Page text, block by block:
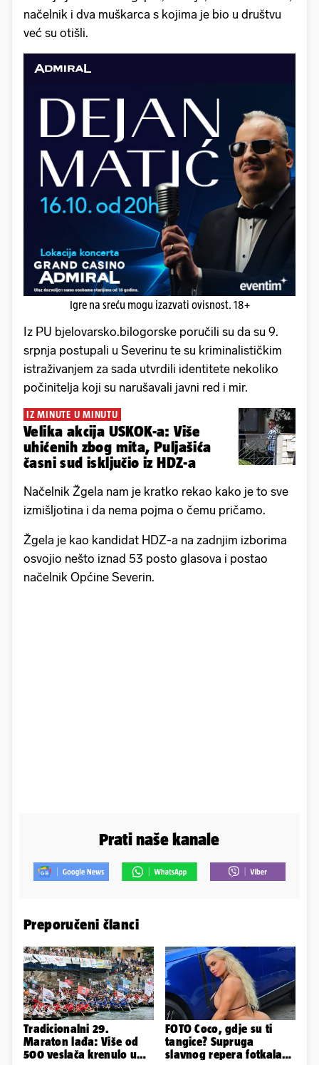
načelnik i dva muškarca s kojima je bio u društvu
već su otišli.
Igre na sreću mogu izazvati ovisnost. 18+
Iz PU bjelovarsko.bilogorske poručili su da su 9.
srpnja postupali u Severinu te su kriminalističkim
istraživanjem za sada utvrdili identitete nekoliko
počinitelja koji su narušavali javni red i mir.
IZ MINUTE U MINUTU
Velika akcija USKOK-a: Više
uhićenih zbog mita, Puljašića
časni sud isključio iz HDZ-a
Načelnik Žgela nam je kratko rekao kako je to sve
izmišljotina i da nema pojma o čemu pričamo.
Žgela je kao kandidat HDZ-a na zadnjim izborima
osvojio nešto iznad 53 posto glasova i postao
načelnik Općine Severin.
Prati naše kanale
Preporučeni članci
Tradicionalni 29.
Maraton lađa: Više od
500 veslača krenulo u
FOTO Coco, gdje su ti
tangice? Supruga
slavnog repera fotkala